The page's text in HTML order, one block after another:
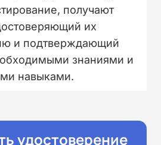
получают
их
и подтверждающий
знаниями и
навыками.
удостоверение